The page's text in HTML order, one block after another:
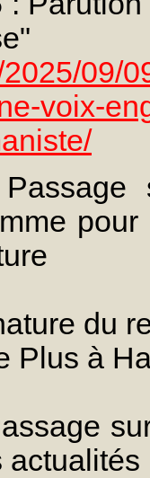
09/
voix-
du
Plus à
actualités